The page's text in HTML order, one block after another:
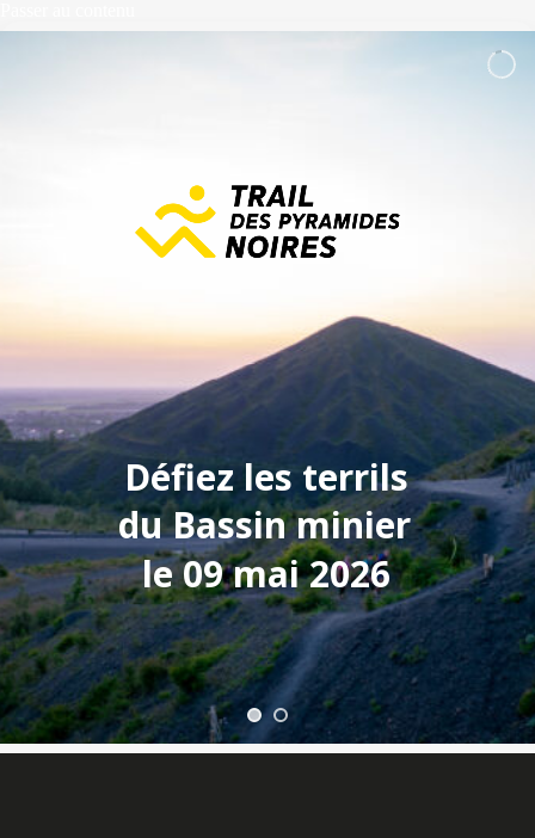
au
du Bassin minier
le 09 mai 2026
Défiez les terrils